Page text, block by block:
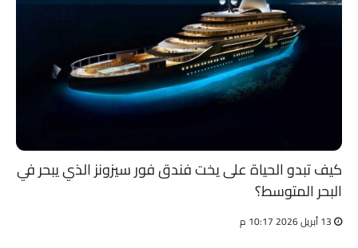
كيف تبدو الحياة على يخت فندق فور سيزونز الذي يبحر في
البحر المتوسط؟